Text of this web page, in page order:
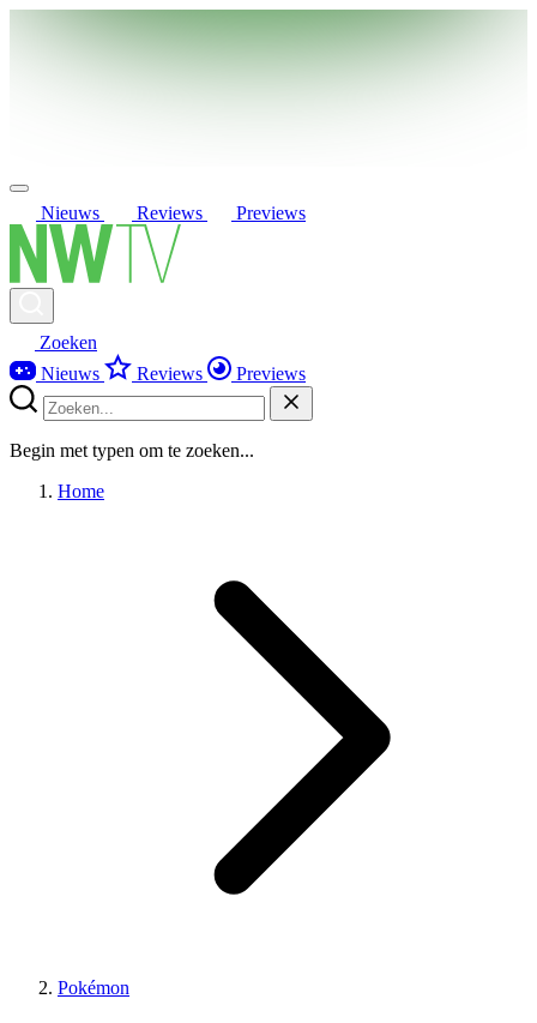
Nieuws Reviews Previews
Zoeken
Nieuws
Reviews Previews
Begin met typen om te zoeken...
Home
Pokémon